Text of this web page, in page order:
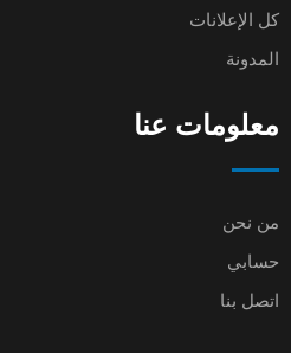
كل الإعلانات
المدونة
معلومات عنا
من نحن
حسابي
اتصل بنا